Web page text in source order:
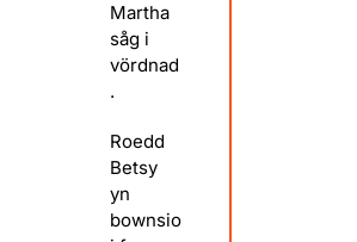
Martha
såg i
vördnad
.
Roedd
Betsy
yn
bownsio